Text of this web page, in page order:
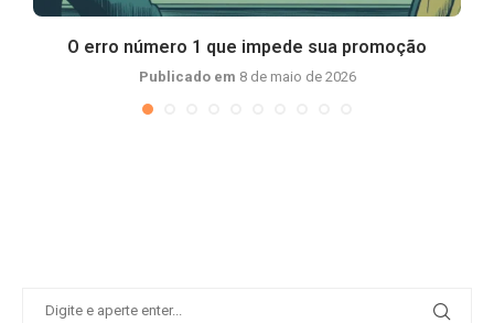
O erro número 1 que impede sua promoção
Publicado em 8 de maio de 2026